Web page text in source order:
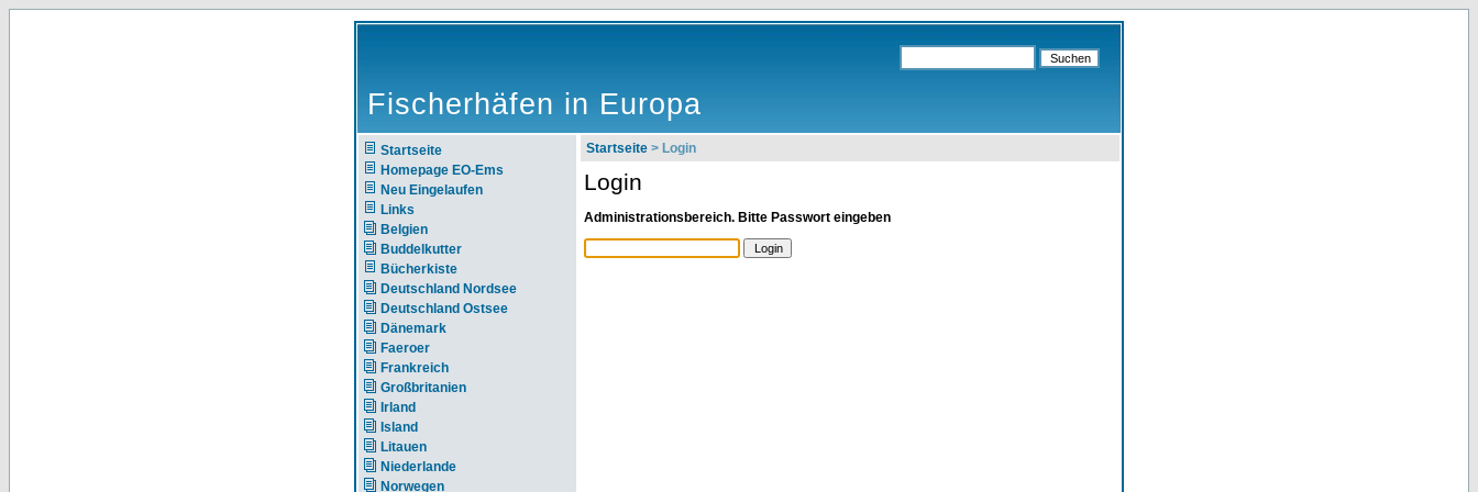
Fischerhäfen in Europa
Startseite
Homepage EO-Ems
Neu Eingelaufen
Links
Belgien
Buddelkutter
Bücherkiste
Deutschland Nordsee
Deutschland Ostsee
Dänemark
Faeroer
Frankreich
Großbritanien
Irland
Island
Litauen
Niederlande
Norwegen
Startseite > Login
Login
Administrationsbereich. Bitte Passwort eingeben